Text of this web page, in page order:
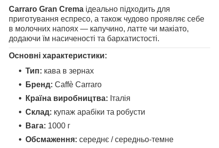
Carraro Gran Crema ідеально підходить для
приготування еспресо, а також чудово проявляє себе
в молочних напоях — капучино, латте чи макіато,
додаючи їм насиченості та бархатистості.
Основні характеристики:
Тип: кава в зернах
Бренд: Caffè Carraro
Країна виробництва: Італія
Склад: купаж арабіки та робусти
Вага: 1000 г
Обсмаження: середнє / середньо-темне